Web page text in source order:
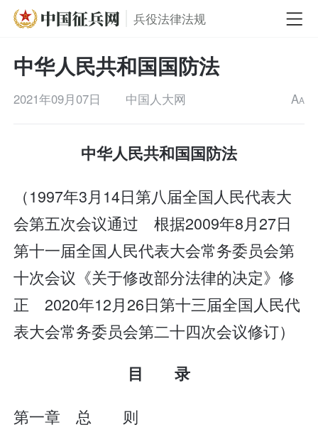
兵役法律法规
中华人民共和国国防法
2021年09月07日 中国人大网 AA
中华人民共和国国防法
（1997年3月14日第八届全国人民代表大
会第五次会议通过 根据2009年8月27日
第十一届全国人民代表大会常务委员会第
十次会议《关于修改部分法律的决定》修
正 2020年12月26日第十三届全国人民代
表大会常务委员会第二十四次会议修订）
目 录
第一章 总 则